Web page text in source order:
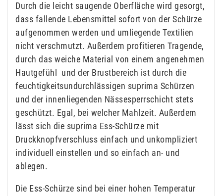
Durch die leicht saugende Oberfläche wird gesorgt,
dass fallende Lebensmittel sofort von der Schürze
aufgenommen werden und umliegende Textilien
nicht verschmutzt. Außerdem profitieren Tragende,
durch das weiche Material von einem angenehmen
Hautgefühl und der Brustbereich ist durch die
feuchtigkeitsundurchlässigen suprima Schürzen
und der innenliegenden Nässesperrschicht stets
geschützt. Egal, bei welcher Mahlzeit. Außerdem
lässt sich die suprima Ess-Schürze mit
Druckknopfverschluss einfach und unkompliziert
individuell einstellen und so einfach an- und
ablegen.
Die Ess-Schürze sind bei einer hohen Temperatur